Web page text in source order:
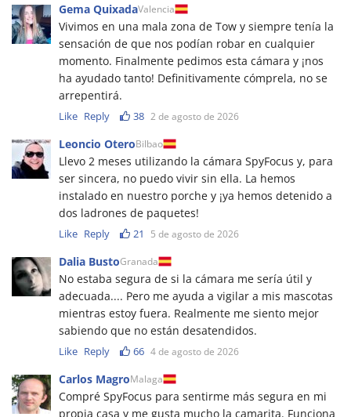
Gema QuixadaValencia
Vivimos en una mala zona de Tow y siempre tenía la
sensación de que nos podían robar en cualquier
momento. Finalmente pedimos esta cámara y ¡nos
ha ayudado tanto! Definitivamente cómprela, no se
arrepentirá.
Like Reply 38 2 de agosto de 2026
Leoncio OteroBilbao
Llevo 2 meses utilizando la cámara SpyFocus y, para
ser sincera, no puedo vivir sin ella. La hemos
instalado en nuestro porche y ¡ya hemos detenido a
dos ladrones de paquetes!
Like Reply 21 5 de agosto de 2026
Dalia BustoGranada
No estaba segura de si la cámara me sería útil y
adecuada.... Pero me ayuda a vigilar a mis mascotas
mientras estoy fuera. Realmente me siento mejor
sabiendo que no están desatendidos.
Like Reply 66 4 de agosto de 2026
Carlos MagroMalaga
Compré SpyFocus para sentirme más segura en mi
propia casa y me gusta mucho la camarita. Funciona